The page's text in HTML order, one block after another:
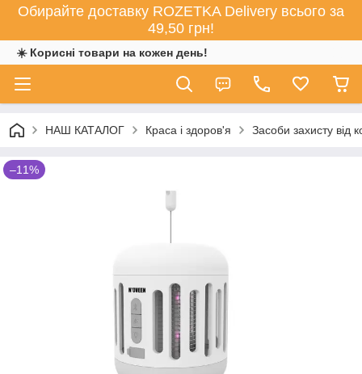
Обирайте доставку ROZETKA Delivery всього за
49,50 грн!
☀️ Корисні товари на кожен день!
НАШ КАТАЛОГ Краса і здоров'я Засоби захисту від
–11%